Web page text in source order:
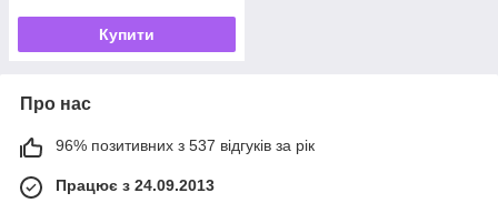
Купити
Про нас
96% позитивних з 537 відгуків за рік
Працює з 24.09.2013